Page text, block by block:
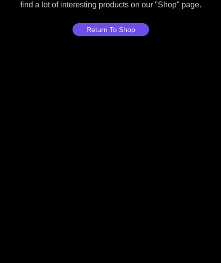
find a lot of interesting products on our "Shop" page.
Return To Shop